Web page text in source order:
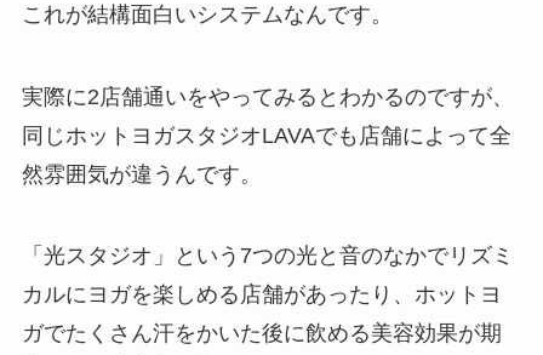
これが結構面白いシステムなんです。
実際に2店舗通いをやってみるとわかるのですが、
同じホットヨガスタジオLAVAでも店舗によって全
然雰囲気が違うんです。
「光スタジオ」
という7つの光と音のなかでリズミ
カルにヨガを楽しめる店舗があったり、ホットヨ
ガでたくさん汗をかいた後に飲める美容効果が期